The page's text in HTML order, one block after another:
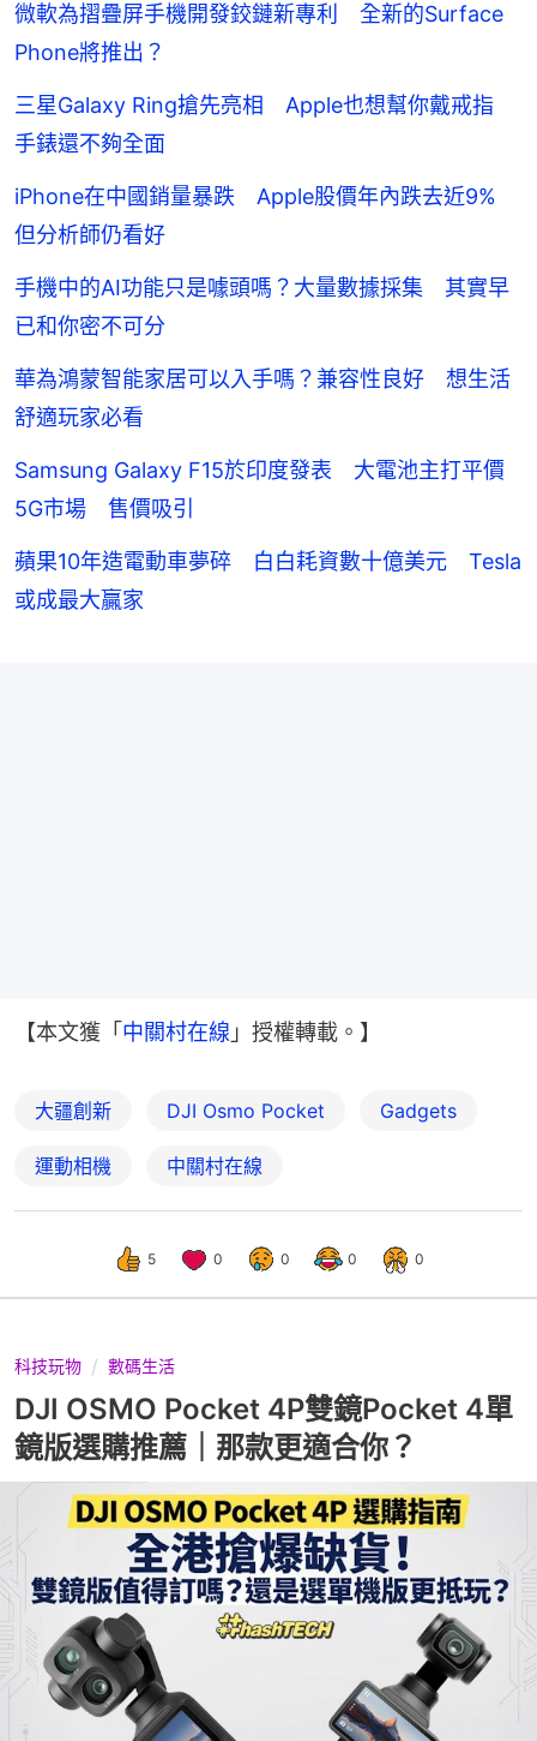
微軟為摺疊屏手機開發鉸鏈新專利 全新的Surface
Phone將推出？
三星Galaxy Ring搶先亮相 Apple也想幫你戴戒指
手錶還不夠全面
iPhone在中國銷量暴跌 Apple股價年內跌去近9%
但分析師仍看好
手機中的AI功能只是噱頭嗎？大量數據採集 其實早
已和你密不可分
華為鴻蒙智能家居可以入手嗎？兼容性良好 想生活
舒適玩家必看
Samsung Galaxy F15於印度發表 大電池主打平價
5G市場 售價吸引
蘋果10年造電動車夢碎 白白耗資數十億美元 Tesla
或成最大贏家
【本文獲「 中關村在線 」授權轉載。】
大疆創新 DJI Osmo Pocket Gadgets
運動相機 中關村在線
5 0 0 0 0
科技玩物 數碼生活
DJI OSMO Pocket 4P雙鏡Pocket 4單
鏡版選購推薦｜那款更適合你？